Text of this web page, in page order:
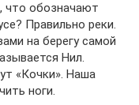
что обозначают
Правильно реки.
на берегу самой
Нил.
«Кочки». Наша
ноги.